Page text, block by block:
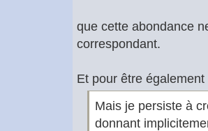
que cette abondance
correspondant.
Et pour être
Mais je persiste à
donnant